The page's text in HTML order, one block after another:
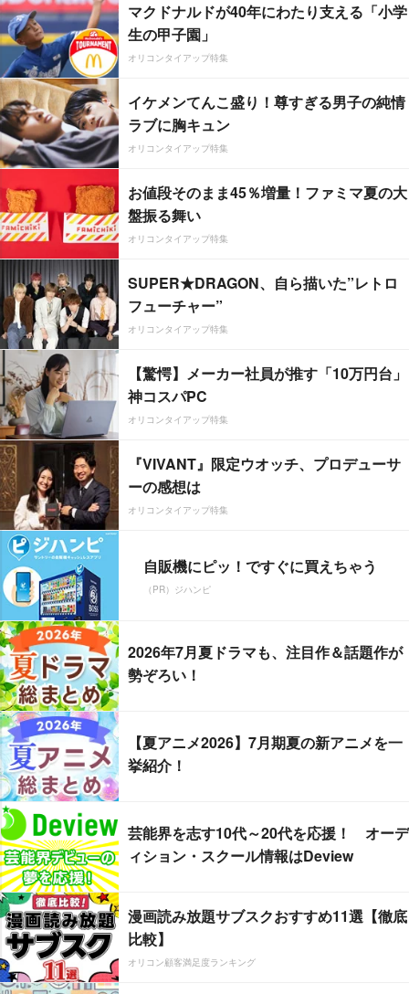
マクドナルドが40年にわたり支える「小学
生の甲子園」
オリコンタイアップ特集
イケメンてんこ盛り！尊すぎる男子の純情
ラブに胸キュン
オリコンタイアップ特集
お値段そのまま45％増量！ファミマ夏の大
盤振る舞い
オリコンタイアップ特集
SUPER★DRAGON、自ら描いた”レトロ
フューチャー”
オリコンタイアップ特集
【驚愕】メーカー社員が推す「10万円台」
神コスパPC
オリコンタイアップ特集
『VIVANT』限定ウオッチ、プロデューサ
ーの感想は
オリコンタイアップ特集
自販機にピッ！ですぐに買えちゃう
（PR）ジハンピ
2026年7月夏ドラマも、注目作＆話題作が
勢ぞろい！
【夏アニメ2026】7月期夏の新アニメを一
挙紹介！
芸能界を志す10代～20代を応援！ オーデ
ィション・スクール情報はDeview
漫画読み放題サブスクおすすめ11選【徹底
比較】
オリコン顧客満足度ランキング